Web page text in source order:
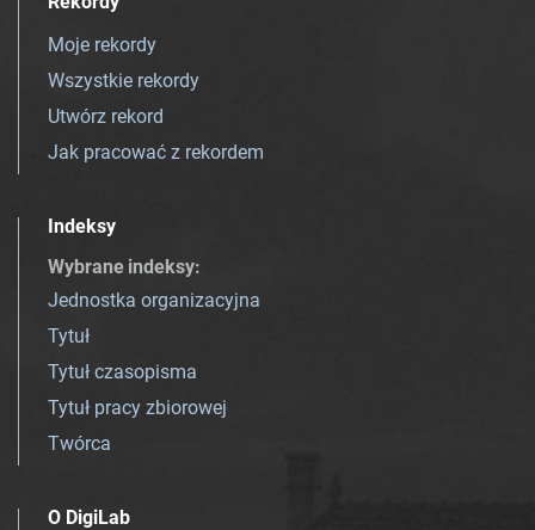
Moje rekordy
Wszystkie rekordy
Utwórz rekord
Jak pracować z rekordem
Indeksy
Wybrane indeksy:
Jednostka organizacyjna
Tytuł
Tytuł czasopisma
Tytuł pracy zbiorowej
Twórca
O DigiLab